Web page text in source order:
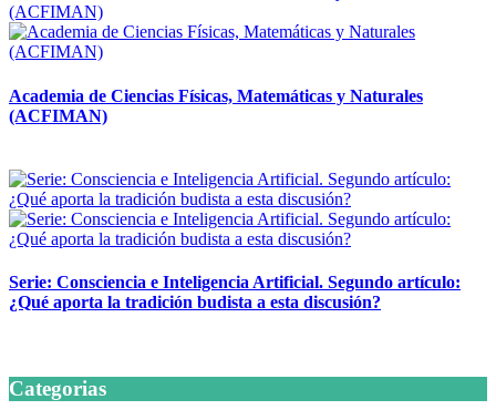
Academia de Ciencias Físicas, Matemáticas y Naturales
(ACFIMAN)
Serie: Consciencia e Inteligencia Artificial. Segundo artículo:
¿Qué aporta la tradición budista a esta discusión?
Categorias